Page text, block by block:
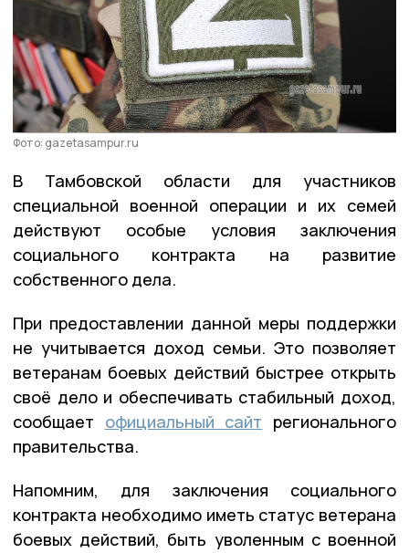
Фото: gazetasampur.ru
В Тамбовской области для участников
специальной военной операции и их семей
действуют особые условия заключения
социального контракта на развитие
собственного дела.
При предоставлении данной меры поддержки
не учитывается доход семьи. Это позволяет
ветеранам боевых действий быстрее открыть
своё дело и обеспечивать стабильный доход,
сообщает официальный сайт регионального
правительства.
Напомним, для заключения социального
контракта необходимо иметь статус ветерана
боевых действий, быть уволенным с военной